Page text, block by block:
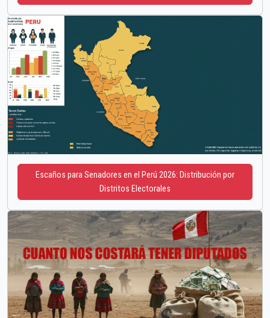
Escaños para Senadores en el Perú 2026: Distribución por
Distritos Electorales